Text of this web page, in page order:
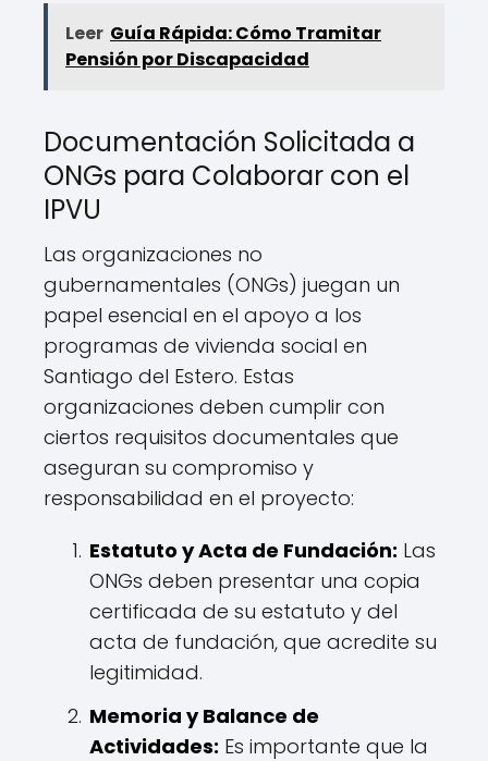
Leer Guía Rápida: Cómo Tramitar
Pensión por Discapacidad
Documentación Solicitada a
ONGs para Colaborar con el
IPVU
Las organizaciones no
gubernamentales (ONGs) juegan un
papel esencial en el apoyo a los
programas de vivienda social en
Santiago del Estero. Estas
organizaciones deben cumplir con
ciertos requisitos documentales que
aseguran su compromiso y
responsabilidad en el proyecto:
Estatuto y Acta de Fundación: Las
ONGs deben presentar una copia
certificada de su estatuto y del
acta de fundación, que acredite su
legitimidad.
Memoria y Balance de
Actividades: Es importante que la